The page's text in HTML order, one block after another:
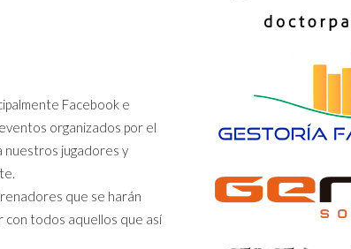
Facebook e
organizados por el
nuestros jugadores y
que se harán
con todos aquellos que así